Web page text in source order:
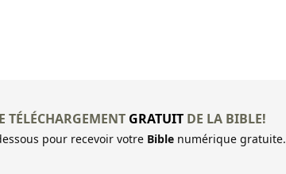
TÉLÉCHARGEMENT GRATUIT DE LA BIBLE!
pour recevoir votre Bible numérique gratuite.